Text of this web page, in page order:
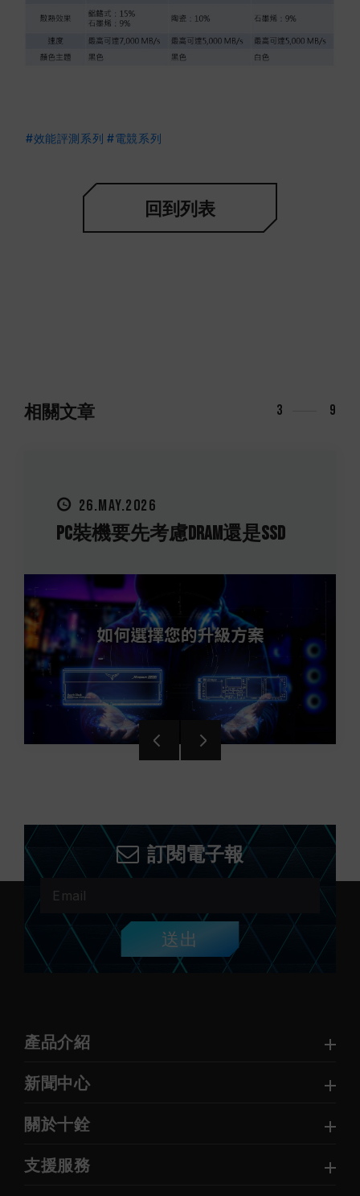
#效能評測系列 #電競系列
回到列表
相關文章 4 9
26.MAY.2026
裝機要先考慮DRAM還是SSD
訂閱電子報
送出
產品介紹
新聞中心
關於十銓
支援服務